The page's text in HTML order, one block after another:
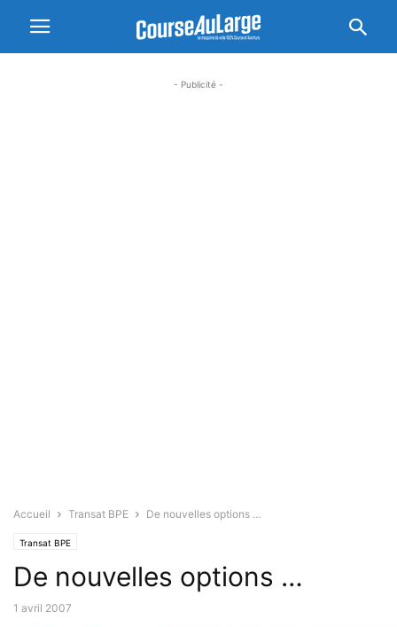
- Publicité -
Accueil Transat BPE De nouvelles options …
Transat BPE
De nouvelles options …
1 avril 2007